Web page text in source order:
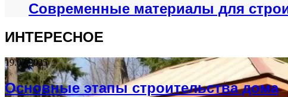
Современные материалы для
ИНТЕРЕСНОЕ
19.07.2025
Основные этапы строительства дома